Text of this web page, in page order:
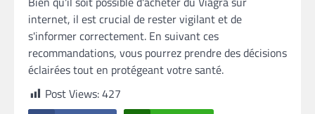
internet, il est crucial de rester vigilant et de
s'informer correctement. En suivant ces
recommandations, vous pourrez prendre des décisions
éclairées tout en protégeant votre santé.
Post Views:427